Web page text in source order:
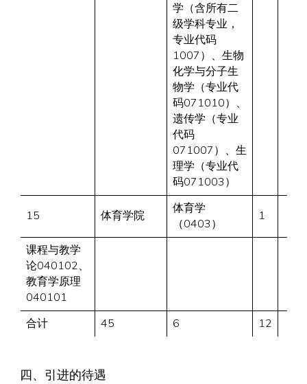
学（含所有二
级学科专业，
专业代码
1007）、生物
化学与分子生
物学（专业代
码071010）、
遗传学（专业
代码
071007）、生
理学（专业代
码071003）
15 体育学院
体育学
（0403）
1
课程与教学
论040102、
教育学原理
040101
合计
45 6 12
四、引进的待遇